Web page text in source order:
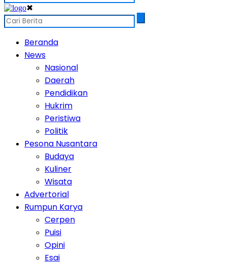
✖
Beranda
News
Nasional
Daerah
Pendidikan
Hukrim
Peristiwa
Politik
Pesona Nusantara
Budaya
Kuliner
Wisata
Advertorial
Rumpun Karya
Cerpen
Puisi
Opini
Esai